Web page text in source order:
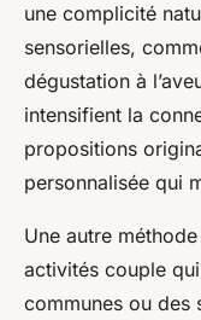
une complicité
sensorielles,
dégustation à
intensifient la
propositions
personnalisée qui
Une autre
activités couple
communes ou des